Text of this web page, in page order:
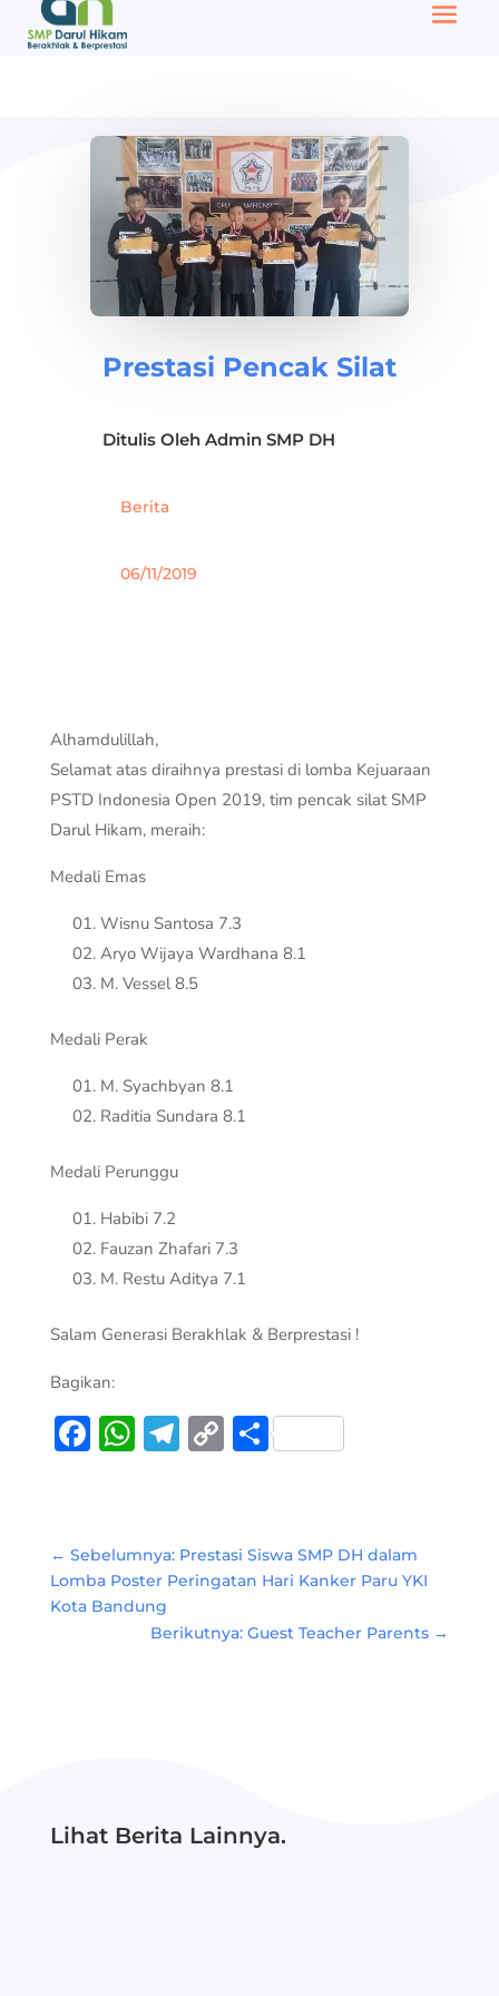
Prestasi Pencak Silat
Ditulis Oleh Admin SMP DH
Berita
06/11/2019
Alhamdulillah,
Selamat atas diraihnya prestasi di lomba Kejuaraan
PSTD Indonesia Open 2019, tim pencak silat SMP
Darul Hikam, meraih:
Medali Emas
Wisnu Santosa 7.3
Aryo Wijaya Wardhana 8.1
M. Vessel 8.5
Medali Perak
M. Syachbyan 8.1
Raditia Sundara 8.1
Medali Perunggu
Habibi 7.2
Fauzan Zhafari 7.3
M. Restu Aditya 7.1
Salam Generasi Berakhlak & Berprestasi !
Bagikan:
Facebook
WhatsApp
Telegram
Copy
Link
Share
← Sebelumnya: Prestasi Siswa SMP DH dalam
Lomba Poster Peringatan Hari Kanker Paru YKI
Kota Bandung
Berikutnya: Guest Teacher Parents →
Lihat Berita Lainnya.